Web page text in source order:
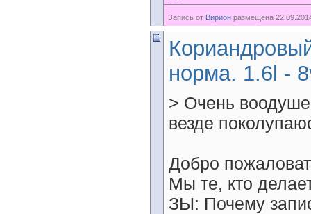
Запись от Вирион размещена
норма. 1.6l -
> Очень
везде
Добро
Мы те, кто
ЗЫ: Почему